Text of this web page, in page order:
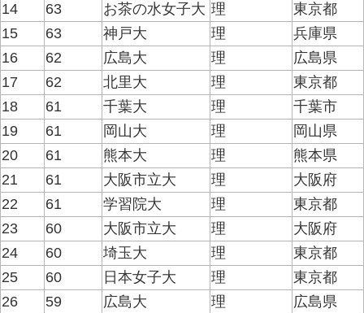
14
63 お茶の水女子大 理
東京都
15
63 神戸大 理
兵庫県
16
62 広島大 理
広島県
17
62 北里大 理
東京都
18
61 千葉大 理
千葉市
19
61 岡山大 理
岡山県
20
61 熊本大 理
熊本県
21
61 大阪市立大 理
大阪府
22
61 学習院大 理
東京都
23
60 大阪市立大 理
大阪府
24
60 埼玉大 理
東京都
25
60 日本女子大 理
東京都
26
59 広島大 理
広島県